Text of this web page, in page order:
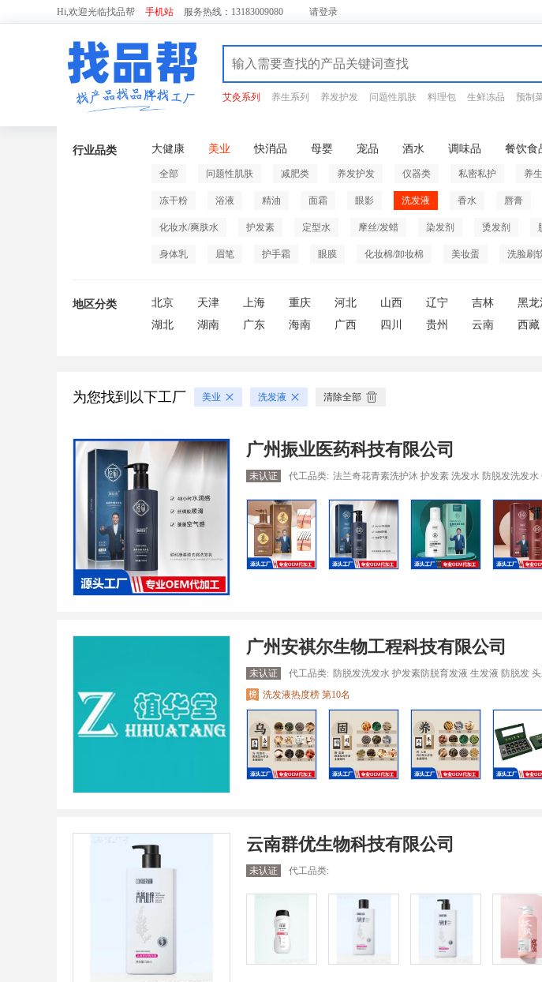
Hi,欢迎光临找品帮 手机站 服务热线：13183009080 请登录
艾灸系列 养生系列 养发护发 问题性肌肤 料理包 生鲜冻品 预制
行业品类 大健康 美业 快消品 母婴 宠品 酒水 调味品 餐饮食
全部 问题性肌肤 减肥类 养发护发 仪器类 私密私护 养
冻干粉 浴液 精油 面霜 眼影 洗发液 香水 唇膏
化妆水/爽肤水 护发素 定型水 摩丝/发蜡 染发剂 烫发剂
身体乳 眉笔 护手霜 眼膜 化妆棉/卸妆棉 美妆蛋 洗脸刷
地区分类 北京 天津 上海 重庆 河北 山西 辽宁 吉林 黑龙
湖北
湖南 广东 海南 广西 四川 贵州 云南 西藏
为您找到以下工厂 美业 洗发液 清除全部
广州振业医药科技有限公司
未认证 代工品类: 法兰奇花青素洗护沐 护发素 洗发水 防脱发洗发水
广州安祺尔生物工程科技有限公司
未认证 代工品类: 防脱发洗发水 护发素防脱育发液 生发液 防脱发
洗发液热度榜 第10名
云南群优生物科技有限公司
未认证 代工品类: